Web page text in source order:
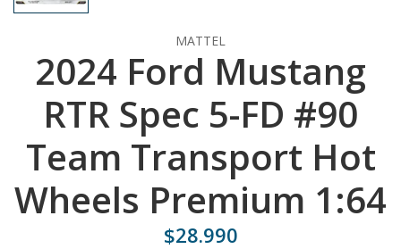
MATTEL
2024 Ford Mustang
RTR Spec 5-FD #90
Team Transport Hot
Wheels Premium 1:64
$28.990